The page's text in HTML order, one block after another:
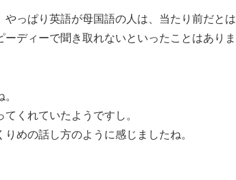
っぱり英語が母国語の人は、当たり前だとは
ディーで聞き取れないといったことはありま
くれていたようですし。
めの話し方のように感じましたね。